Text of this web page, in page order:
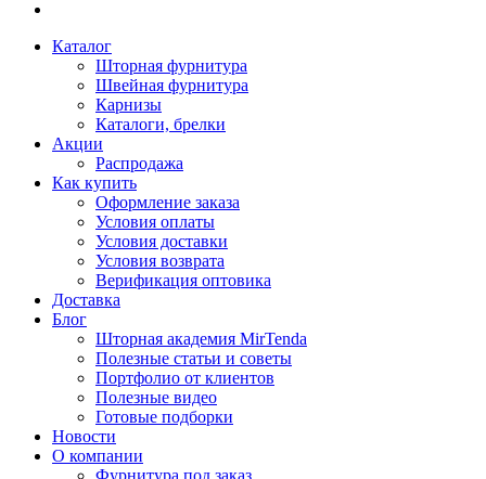
Каталог
Шторная фурнитура
Швейная фурнитура
Карнизы
Каталоги, брелки
Акции
Распродажа
Как купить
Оформление заказа
Условия оплаты
Условия доставки
Условия возврата
Верификация оптовика
Доставка
Блог
Шторная академия MirTenda
Полезные статьи и советы
Портфолио от клиентов
Полезные видео
Готовые подборки
Новости
О компании
Фурнитура под заказ